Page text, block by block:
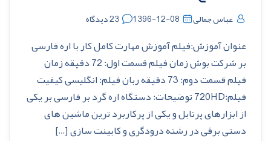
عباس جمالی 1396-12-08 23 دیدگاه
عنوان آموزش:فیلم آموزش مهارت کامل کار با اره فارسی
بر شرکت بوش زمان فیلم قسمت اول: 72 دقیقه زمان
فیلم قسمت دوم: 73 دقیقه ربان فیلم: انگلیسی کیفیت
فیلم:720HD توضیحات: دستگاه اره گرد بر فارسی بر یکی
از ابزارهای پرتابل و یکی از پرکاربرد ترین ماشین های
دستی برقی در رشته درودگری و کابینت سازی […]